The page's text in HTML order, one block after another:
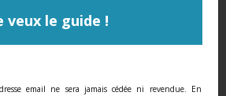
observateu
r
Il ne se
veux le guide !
email ne sera jamais cédée ni revendue. En